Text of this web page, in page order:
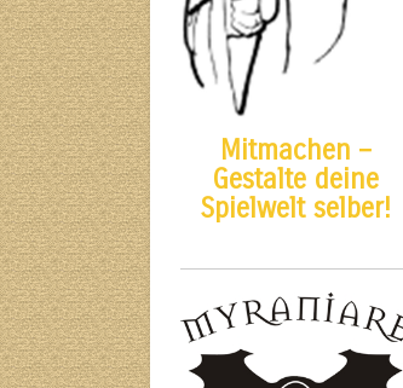
Mitmachen –
Gestalte deine
Spielwelt selber!